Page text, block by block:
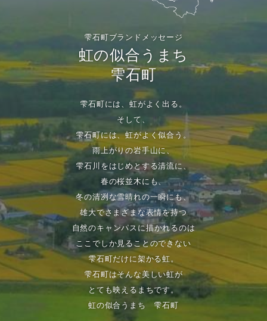
雫石町ブランドメッセージ
虹の似合うまち
雫石町
雫石町には、虹がよく出る。
そして、
雫石町には、虹がよく似合う。
雨上がりの岩手山に、
雫石川をはじめとする清流に、
春の桜並木にも、
冬の清冽な雪晴れの一瞬にも、
雄大でさまざまな表情を持つ
自然のキャンパスに描かれるのは
ここでしか見ることのできない
雫石町だけに架かる虹。
雫石町はそんな美しい虹が
とても映えるまちです。
虹の似合うまち 雫石町